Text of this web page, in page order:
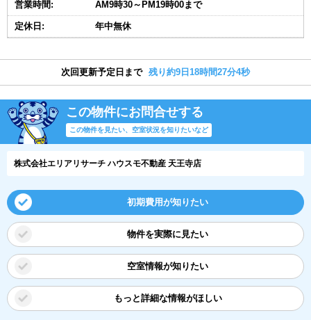
営業時間: AM9時30～PM19時00まで
定休日: 年中無休
次回更新予定日まで 残り約9日18時間27分3秒
この物件にお問合せする
この物件を見たい、空室状況を知りたいなど
株式会社エリアリサーチ ハウスモ不動産 天王寺店
初期費用が知りたい
物件を実際に見たい
空室情報が知りたい
もっと詳細な情報がほしい